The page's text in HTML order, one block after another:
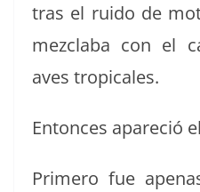
tras el rui­do de
mez­cla­ba con el
aves tropicales.
Entonces apare­ció
Primero fue